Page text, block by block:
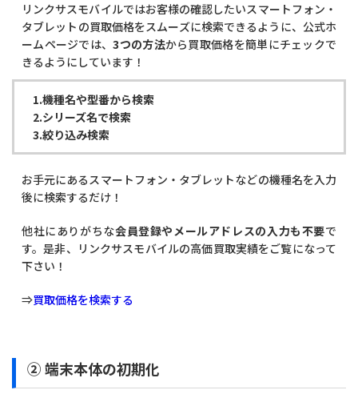
リンクサスモバイルではお客様の確認したいスマートフォン・
タブレットの買取価格をスムーズに検索できるように、公式ホ
ームページでは、3つの方法から買取価格を簡単にチェックで
きるようにしています！
1.機種名や型番から検索
2.シリーズ名で検索
3.絞り込み検索
お手元にあるスマートフォン・タブレットなどの機種名を入力
後に検索するだけ！
他社にありがちな会員登録やメールアドレスの入力も不要で
す。是非、リンクサスモバイルの高価買取実績をご覧になって
下さい！
⇒買取価格を検索する
② 端末本体の初期化